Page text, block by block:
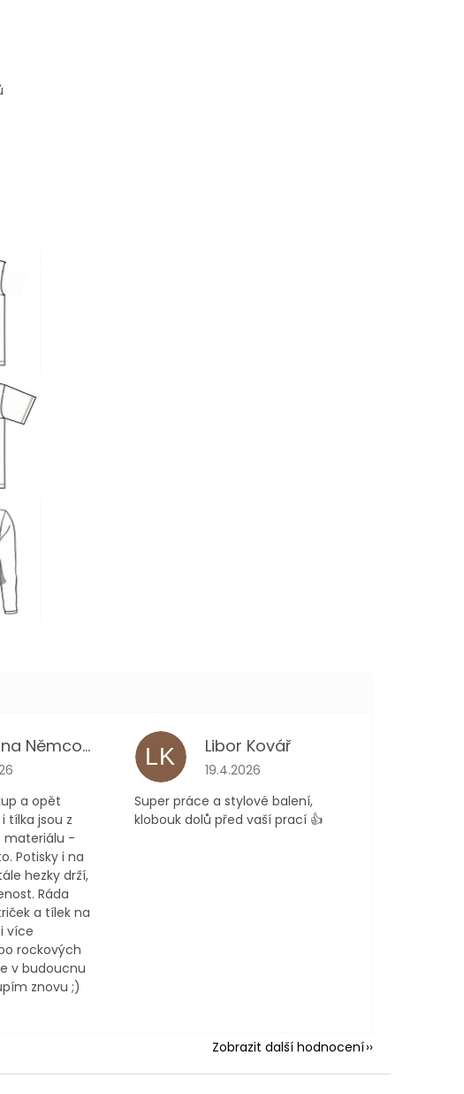
Kateřina Němcová
obchodu je 5 z 5 hvězdiček.
a opět
tílka jsou z
materiálu -
Potisky i na
hezky drží,
Ráda
a tílek na
více
rockových
v budoucnu
znovu ;)
LK Libor Kovář
Hodnocení obchodu je 5 z 5 hvězdiček.
19.4.2026
Super práce a stylové balení,
klobouk dolů před vaší prací 👍
Zobrazit další hodnocení